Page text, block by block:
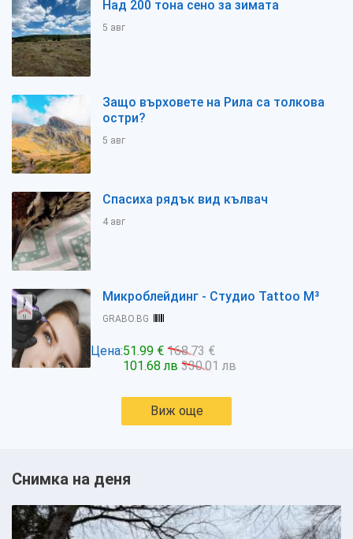
Над 200 тона сено за зимата
5 авг
Защо върховете на Рила са толкова
остри?
5 авг
Спасиха рядък вид кълвач
4 авг
Микроблейдинг - Студио Tattoo M³
GRABO.BG
Цена:51.99 € 168.73 €
101.68 лв 330.01 лв
Виж още
Снимка на деня